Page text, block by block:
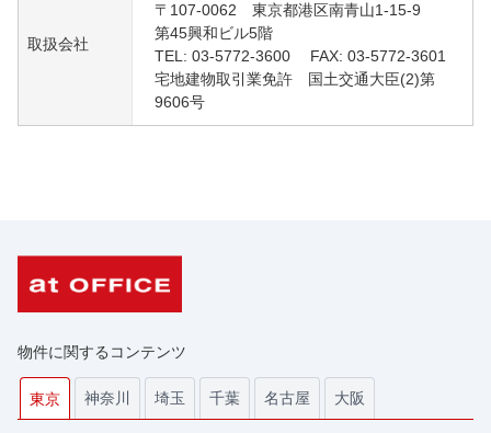
取扱会社
〒107-0062 東京都港区南青山1-15-9
第45興和ビル5階
TEL: 03-5772-3600 FAX: 03-5772-3601
宅地建物取引業免許 国土交通大臣(2)第
9606号
物件に関するコンテンツ
東京 神奈川 埼玉 千葉 名古屋 大阪